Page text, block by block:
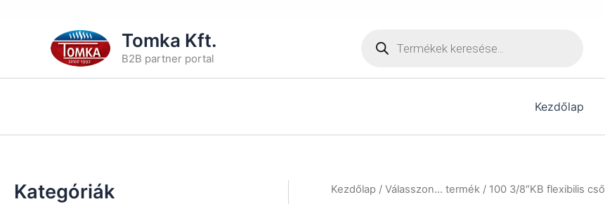
Tomka Kft.
B2B partner portal
search
Kezdőlap
Kategóriák Kezdőlap / Válasszon... termék / 100 3/8″KB flexibilis cső